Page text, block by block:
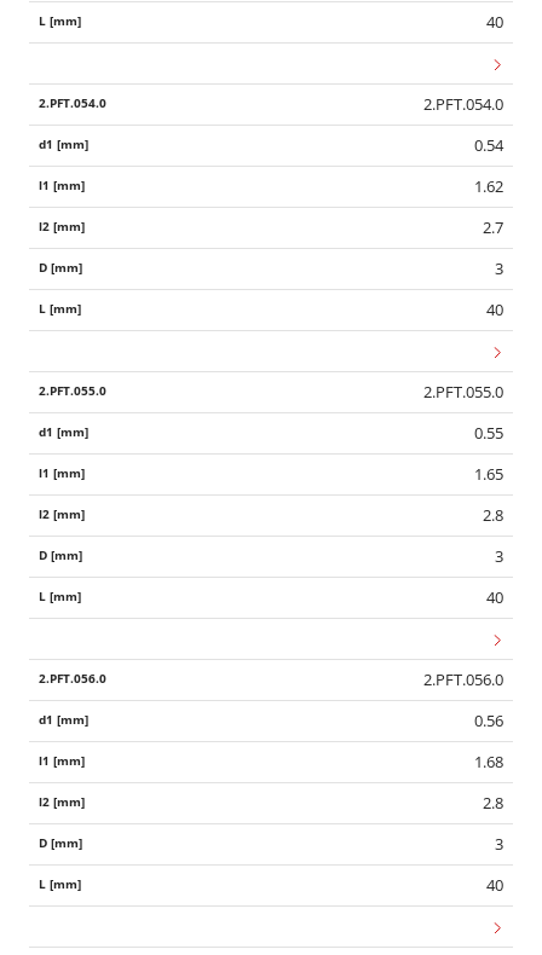
40
2.PFT.054.0
0.54
1.62
2.7
3
40
2.PFT.055.0
0.55
1.65
2.8
3
40
2.PFT.056.0
0.56
1.68
2.8
3
40